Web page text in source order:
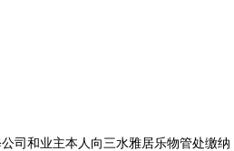
和业主本人向三水雅居乐物管处缴纳